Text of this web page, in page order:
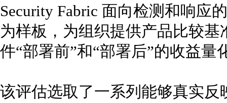
Security Fabric 面向检测和响应
为样板，为组织提供产品比较基
件“部署前”和“部署后”的收益量
该评估选取了一系列能够真实